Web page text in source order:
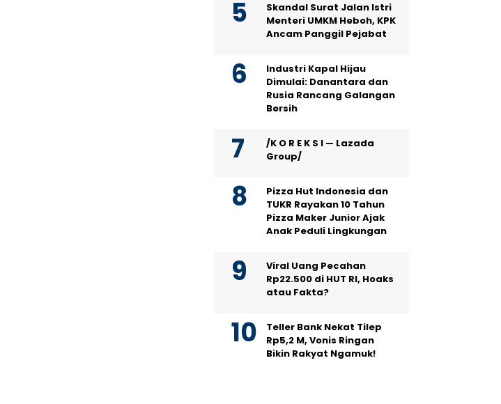
Skandal Surat Jalan Istri
Menteri UMKM Heboh, KPK
Ancam Panggil Pejabat
Industri Kapal Hijau
Dimulai: Danantara dan
Rusia Rancang Galangan
Bersih
/K O R E K S I — Lazada
Group/
Pizza Hut Indonesia dan
TUKR Rayakan 10 Tahun
Pizza Maker Junior Ajak
Anak Peduli Lingkungan
Viral Uang Pecahan
Rp22.500 di HUT RI, Hoaks
atau Fakta?
Teller Bank Nekat Tilep
Rp5,2 M, Vonis Ringan
Bikin Rakyat Ngamuk!